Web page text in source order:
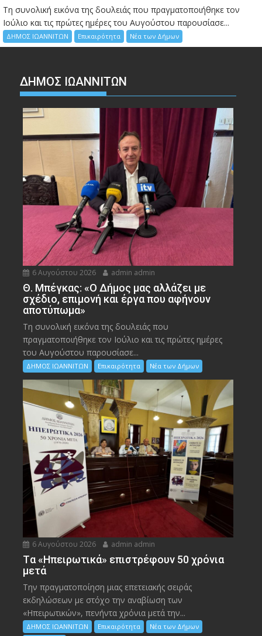
Τη συνολική εικόνα της δουλειάς που πραγματοποιήθηκε τον
Ιούλιο και τις πρώτες ημέρες του Αυγούστου παρουσίασε...
ΔΗΜΟΣ ΙΩΑΝΝΙΤΩΝ Επικαιρότητα Νέα των Δήμων
ΔΗΜΟΣ ΙΩΑΝΝΙΤΩΝ
6 Αυγούστου 2026 admin admin
Θ. Μπέγκας: «Ο Δήμος μας αλλάζει με
σχέδιο, επιμονή και έργα που αφήνουν
αποτύπωμα»
Τη συνολική εικόνα της δουλειάς που
πραγματοποιήθηκε τον Ιούλιο και τις πρώτες ημέρες
του Αυγούστου παρουσίασε...
ΔΗΜΟΣ ΙΩΑΝΝΙΤΩΝ Επικαιρότητα Νέα των Δήμων
6 Αυγούστου 2026 admin admin
Tα «Ηπειρωτικά» επιστρέφουν 50 χρόνια
μετά
Την πραγματοποίηση μιας επετειακής σειράς
εκδηλώσεων με στόχο την αναβίωση των
«Ηπειρωτικών», πενήντα χρόνια μετά την...
ΔΗΜΟΣ ΙΩΑΝΝΙΤΩΝ Επικαιρότητα
Νέα των Δήμων